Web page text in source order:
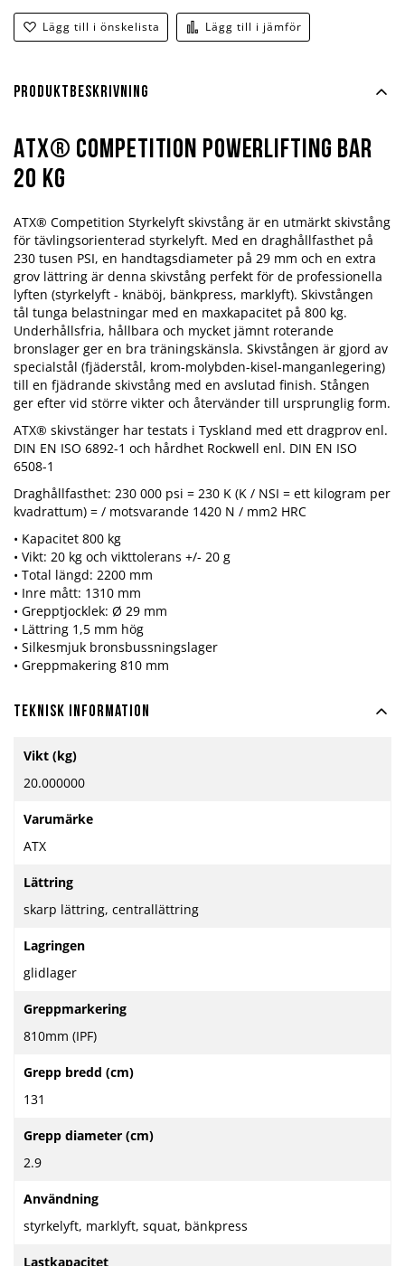
Lägg till i önskelista Lägg till i jämför
Produktbeskrivning
ATX® Competition Powerlifting Bar
20 kg
ATX® Competition Styrkelyft skivstång är en utmärkt skivstång
för tävlingsorienterad styrkelyft. Med en draghållfasthet på
230 tusen PSI, en handtagsdiameter på 29 mm och en extra
grov lättring är denna skivstång perfekt för de professionella
lyften (styrkelyft - knäböj, bänkpress, marklyft). Skivstången
tål tunga belastningar med en maxkapacitet på 800 kg.
Underhållsfria, hållbara och mycket jämnt roterande
bronslager ger en bra träningskänsla. Skivstången är gjord av
specialstål (fjäderstål, krom-molybden-kisel-manganlegering)
till en fjädrande skivstång med en avslutad finish. Stången
ger efter vid större vikter och återvänder till ursprunglig form.
ATX® skivstänger har testats i Tyskland med ett dragprov enl.
DIN EN ISO 6892-1 och hårdhet Rockwell enl. DIN EN ISO
6508-1
Draghållfasthet: 230 000 psi = 230 K (K / NSI = ett kilogram per
kvadrattum) = / motsvarande 1420 N / mm2 HRC
• Kapacitet 800 kg
• Vikt: 20 kg och vikttolerans +/- 20 g
• Total längd: 2200 mm
• Inre mått: 1310 mm
• Grepptjocklek: Ø 29 mm
• Lättring 1,5 mm hög
• Silkesmjuk bronsbussningslager
• Greppmakering 810 mm
Teknisk information
information
Vikt (kg)
20.000000
Varumärke
ATX
Lättring
skarp lättring, centrallättring
Lagringen
glidlager
Greppmarkering
810mm (IPF)
Grepp bredd (cm)
131
Grepp diameter (cm)
2.9
Användning
styrkelyft, marklyft, squat, bänkpress
Lastkapacitet